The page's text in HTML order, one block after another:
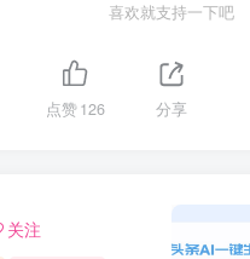
喜欢就支持一下吧
点赞126 分享
关注